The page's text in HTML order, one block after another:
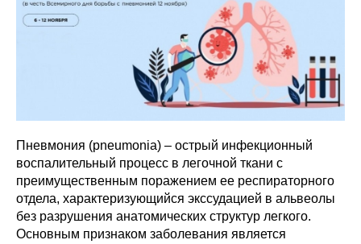
Пневмония (pneumonia) – острый инфекционный
воспалительный процесс в легочной ткани с
преимущественным поражением ее респираторного
отдела, характеризующийся экссудацией в альвеолы
без разрушения анатомических структур легкого.
Основным признаком заболевания является